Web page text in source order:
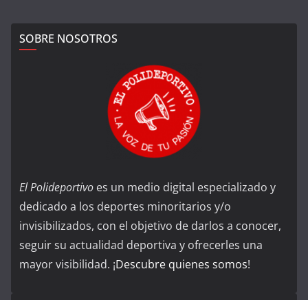
SOBRE NOSOTROS
El Polideportivo es un medio digital especializado y
dedicado a los deportes minoritarios y/o
invisibilizados, con el objetivo de darlos a conocer,
seguir su actualidad deportiva y ofrecerles una
mayor visibilidad. ¡Descubre quienes somos!